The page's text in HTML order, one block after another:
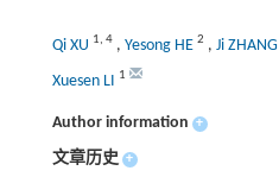
Qi XU 1, 4, Yesong HE 2 , Ji ZHANG
Xuesen LI 1
Author information +
文章历史 +